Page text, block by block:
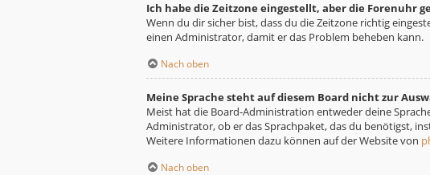
Ich habe die Zeitzone eingestellt, aber die Forenuhr
Wenn du dir sicher bist, dass du die Zeitzone richtig
einen Administrator, damit er das Problem beheben kann.
Nach oben
Meine Sprache steht auf diesem Board nicht zur
Meist hat die Board-Administration entweder deine
Administrator, ob er das Sprachpaket, das du benötigst,
Weitere Informationen dazu können auf der Website von
Nach oben